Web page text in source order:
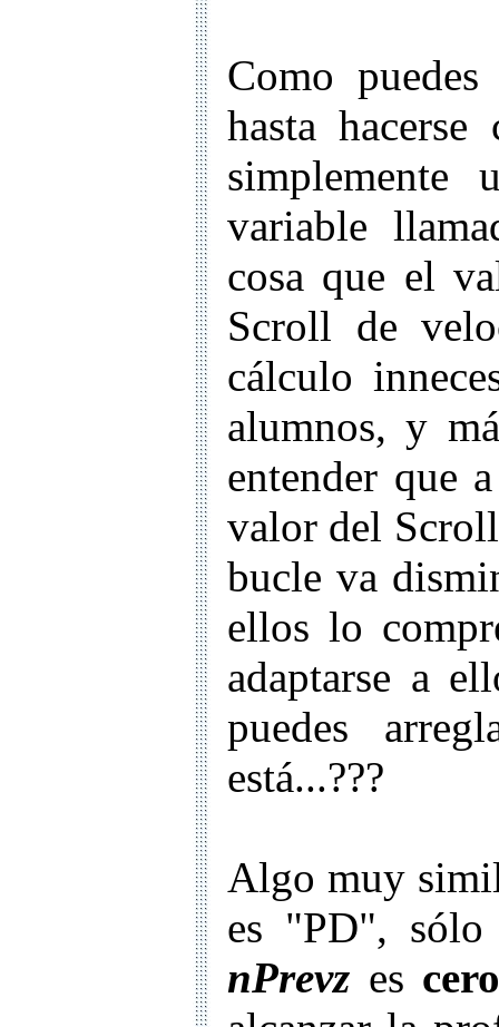
Como
hasta
variable
cosa que el
Scroll de
cálculo
alumnos, y
entender que
valor del
bucle va
ellos lo
adaptarse a
puedes
está...???
Algo muy
es "PD",
nPrevz es